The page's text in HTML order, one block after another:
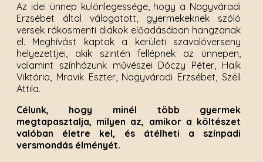
Az idei ünnep különlegessége, hogy a Nagyváradi
Erzsébet által válogatott, gyermekeknek szóló
versek rákosmenti diákok előadásában hangzanak
el. Meghívást kaptak a kerületi szavalóverseny
helyezettjei, akik szintén fellépnek az ünnepen,
valamint színházunk művészei Dóczy Péter, Haik
Viktória, Mravik Eszter, Nagyváradi Erzsébet, Széll
Attila.
Célunk, hogy minél több gyermek
megtapasztalja, milyen az, amikor a költészet
valóban életre kel, és átélheti a színpadi
versmondás élményét.